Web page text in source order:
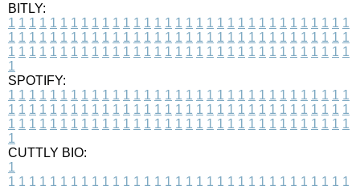
BITLY:
1 1 1 1 1 1 1 1 1 1 1 1 1 1 1 1 1 1 1 1 1 1 1 1 1 1 1 1 1 1 1 1 1
1 1 1 1 1 1 1 1 1 1 1 1 1 1 1 1 1 1 1 1 1 1 1 1 1 1 1 1 1 1 1 1 1
1 1 1 1 1 1 1 1 1 1 1 1 1 1 1 1 1 1 1 1 1 1 1 1 1 1 1 1 1 1 1 1 1
1
SPOTIFY:
1 1 1 1 1 1 1 1 1 1 1 1 1 1 1 1 1 1 1 1 1 1 1 1 1 1 1 1 1 1 1 1 1
1 1 1 1 1 1 1 1 1 1 1 1 1 1 1 1 1 1 1 1 1 1 1 1 1 1 1 1 1 1 1 1 1
1 1 1 1 1 1 1 1 1 1 1 1 1 1 1 1 1 1 1 1 1 1 1 1 1 1 1 1 1 1 1 1 1
1
CUTTLY BIO:
1
1 1 1 1 1 1 1 1 1 1 1 1 1 1 1 1 1 1 1 1 1 1 1 1 1 1 1 1 1 1 1 1 1